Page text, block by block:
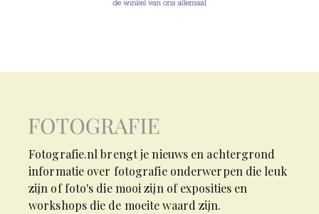
Fotografie.nl brengt je nieuws en achtergrond
informatie over fotografie onderwerpen die leuk
zijn of foto's die mooi zijn of exposities en
workshops die de moeite waard zijn.